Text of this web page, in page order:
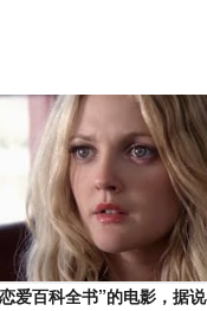
爱百科全书”的电影，据